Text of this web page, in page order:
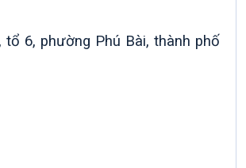
6, phường Phú Bài, thành phố